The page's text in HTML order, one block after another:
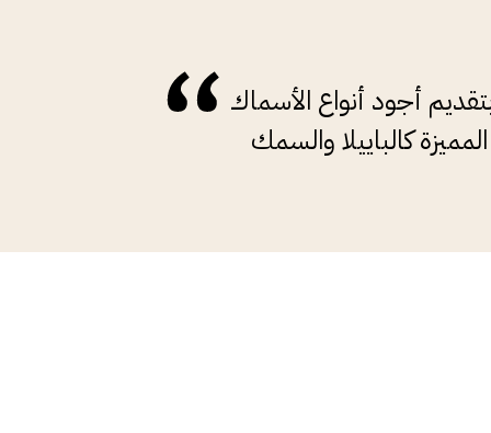
أجود أنواع الأسماك
كالباييلا والسمك